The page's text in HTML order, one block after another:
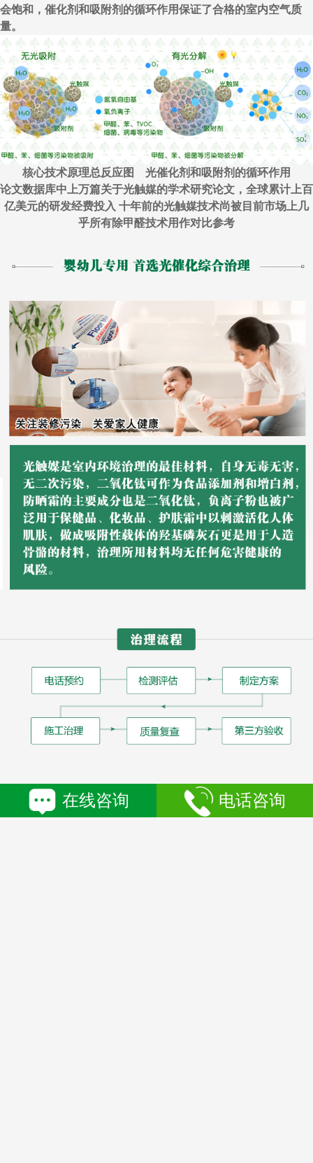
会饱和，催化剂和吸附剂的循环作用保证了合格的室内空气质
量。
核心技术原理总反应图 光催化剂和吸附剂的循环作用
论文数据库中上万篇关于光触媒的学术研究论文，全球累计上百
亿美元的研发经费投入 十年前的光触媒技术尚被目前市场上几
乎所有除甲醛技术用作对比参考
在线咨询 电话咨询